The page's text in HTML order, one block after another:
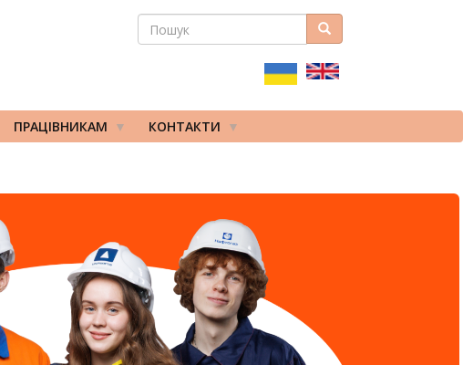
ПОШУКОВА
ПОШУК Пошук
ПРАЦІВНИКАМ КОНТАКТИ